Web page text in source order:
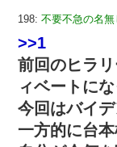
198: 不要不急の名無
>>1
前回のヒラ
ィベートにな
今回はバイ
一方的に台